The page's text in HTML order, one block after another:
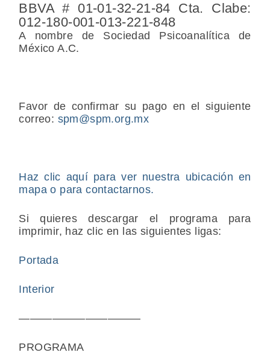
BBVA # 01-01-32-21-84 Cta. Clabe:
012-180-001-013-221-848
A nombre de Sociedad Psicoanalítica de
México A.C.
Favor de confirmar su pago en el siguiente
correo: spm@spm.org.mx
Haz clic aquí para ver nuestra ubicación en
mapa o para contactarnos.
Si quieres descargar el programa para
imprimir, haz clic en las siguientes ligas:
Portada
Interior
———————————
PROGRAMA